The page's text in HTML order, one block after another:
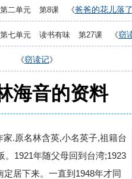
二单元 第8课 《爸爸的花儿落了
七单元 读书有味 第27课 《窃
《窃读记》
海音的资料
.原名林含英,小名英子,祖籍台
。1921年随父母回到台湾;1923
居下来。一直到1948年才同